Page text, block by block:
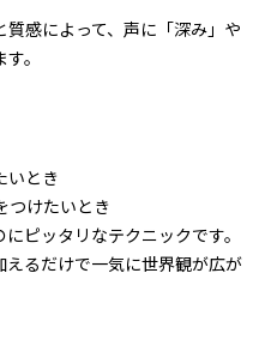
感によって、声に「深み」や
。
いとき
つけたいとき
ピッタリなテクニックです。
るだけで一気に世界観が広が